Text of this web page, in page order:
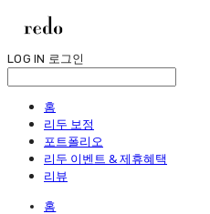
LOG IN 로그인
홈
리두 보정
포트폴리오
리두 이벤트 & 제휴혜택
리뷰
홈